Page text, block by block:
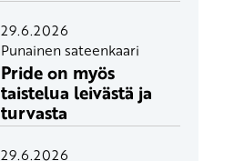
29.6.2026
Punainen sateenkaari
Pride on myös
taistelua leivästä ja
turvasta
29.6.2026